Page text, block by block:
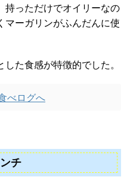
持っただけでオイリーなの
マーガリンがふんだんに使
た食感が特徴的でした。
べログへ
チ